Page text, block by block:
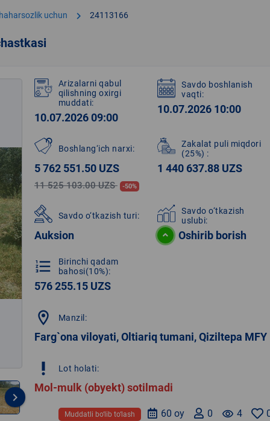
uchun chevron_right 24113166
keyboard_arrow_right
Arizalarni qabul
qilishning oxirgi
muddati:
10.07.2026 09:00
Savdo boshlanish
vaqti:
10.07.2026 10:00
Boshlang‘ich narxi:
5 762 551.50 UZS
11 525 103.00 UZS -50%
Zakalat puli miqdori
(25%) :
1 440 637.88 UZS
Savdo o‘tkazish turi:
Auksion
Savdo o‘tkazish
uslubi:
Oshirib borish
format_list_numbered
Birinchi qadam
bahosi(10%):
576 255.15 UZS
location_on Manzil:
Farg`ona viloyati, Oltiariq tumani, Qiziltepa MFY
priority_high Lot holati:
Mol-mulk (obyekt) sotilmadi
remove_red_eye 4
0
60 oy
Muddatli bo‘lib to‘lash